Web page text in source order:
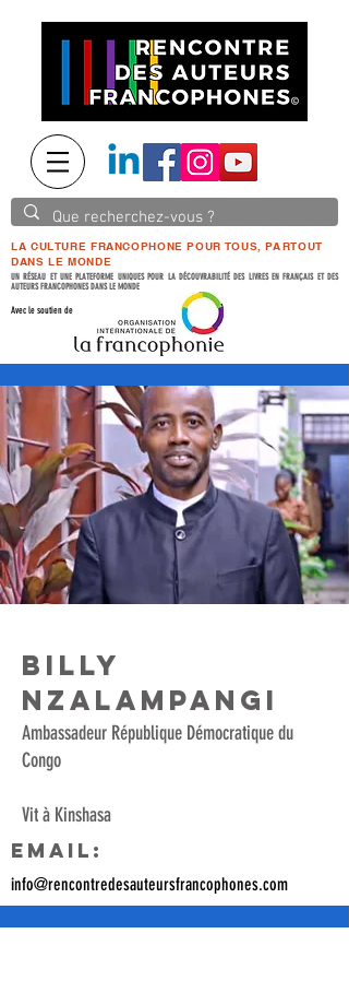
LA CULTURE FRANCOPHONE POUR TOUS, PARTOUT
DANS LE MONDE
UN RÉSEAU ET UNE PLATEFORME UNIQUES POUR LA DÉCOUVRABILITÉ DES LIVRES EN FRANÇAIS ET DES
AUTEURS FRANCOPHONES DANS LE MONDE
Avec le soutien de
BILLY
NZALAMPANGI
Ambassadeur République Démocratique du
Congo
Vit à Kinshasa
Email:
info@rencontredesauteursfrancophones.com